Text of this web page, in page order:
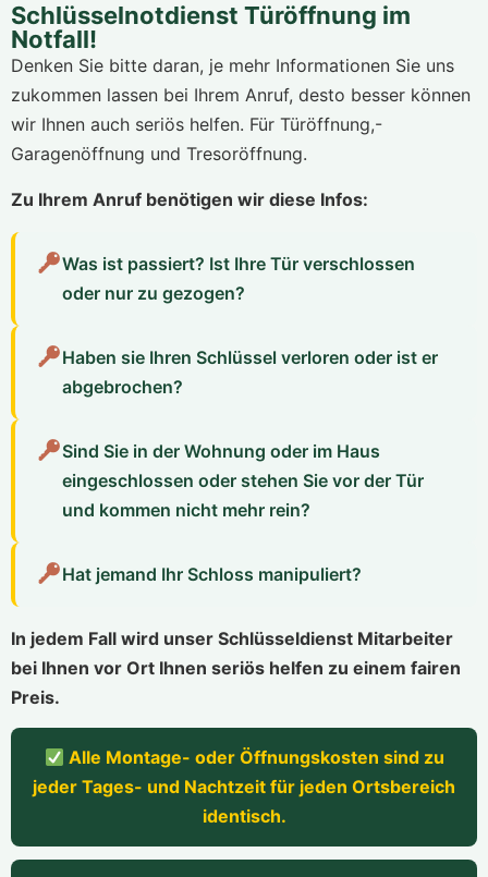
Schlüsselnotdienst Türöffnung im
Notfall!
Denken Sie bitte daran, je mehr Informationen Sie uns
zukommen lassen bei Ihrem Anruf, desto besser können
wir Ihnen auch seriös helfen. Für Türöffnung,-
Garagenöffnung und Tresoröffnung.
Zu Ihrem Anruf benötigen wir diese Infos:
Was ist passiert? Ist Ihre Tür verschlossen
oder nur zu gezogen?
Haben sie Ihren Schlüssel verloren oder ist er
abgebrochen?
Sind Sie in der Wohnung oder im Haus
eingeschlossen oder stehen Sie vor der Tür
und kommen nicht mehr rein?
Hat jemand Ihr Schloss manipuliert?
In jedem Fall wird unser Schlüsseldienst Mitarbeiter
bei Ihnen vor Ort Ihnen seriös helfen zu einem fairen
Preis.
Alle Montage- oder Öffnungskosten sind zu
jeder Tages- und Nachtzeit für jeden Ortsbereich
identisch.